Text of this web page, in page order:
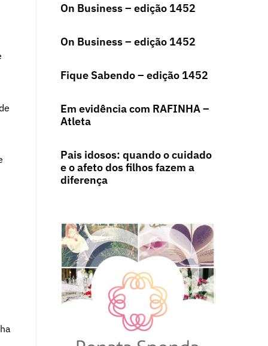
On Business – edição 1452
On Business – edição 1452
Fique Sabendo – edição 1452
Em evidência com RAFINHA –
Atleta
Pais idosos: quando o cuidado
e o afeto dos filhos fazem a
diferença